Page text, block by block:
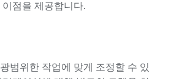
점을 제공합니다.
범위한 작업에 맞게 조정할 수 있